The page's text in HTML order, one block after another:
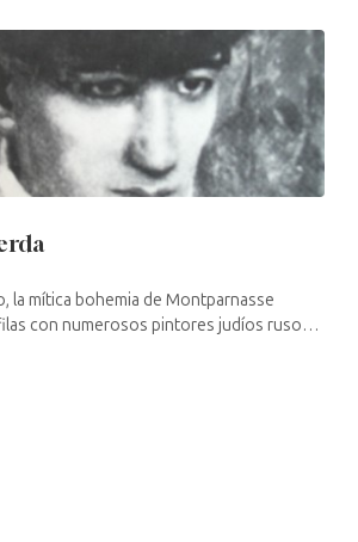
la mítica bohemia de Montparnasse
con numerosos pintores judíos rusos